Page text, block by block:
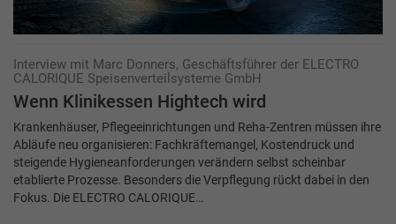
Interview mit Marc Donners, Geschäftsführer der ELECTRO
CALORIQUE ­Speisenverteilsysteme GmbH
Wenn Klinikessen Hightech wird
Krankenhäuser, Pflegeeinrichtungen und Reha-Zentren müssen ihre
Abläufe neu organisieren: Fachkräftemangel, Kostendruck und
steigende Hygieneanforderungen verändern selbst scheinbar
etablierte Prozesse. Besonders die Verpflegung rückt dabei in den
Fokus. Die ELECTRO CALORIQUE…